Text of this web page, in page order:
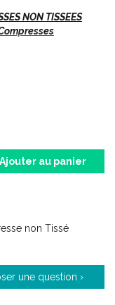
NON TISSEES
avant un geste
Ajouter au panier
non Tissé
une question ›